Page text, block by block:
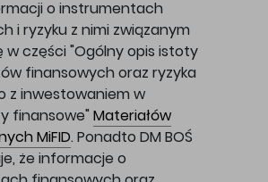
o instrumentach
i ryzyku z nimi związanym
w części "Ogólny opis istoty
finansowych oraz ryzyka
z inwestowaniem w
finansowe" Materiałów
MiFID. Ponadto DM BOŚ
że informacje o